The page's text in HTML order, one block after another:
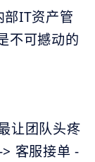
IT资产管
不可撼动的
让团队头疼
客服接单 -